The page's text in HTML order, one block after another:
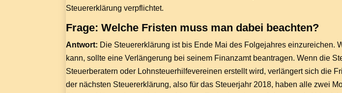
Steuererklärung verpflichtet.
Frage: Welche Fristen muss man dabei beachten?
Antwort: Die Steuererklärung ist bis Ende Mai des Folgejahres einzureichen.
kann, sollte eine Verlängerung bei seinem Finanzamt beantragen. Wenn die
Steuerberatern oder Lohnsteuerhilfevereinen erstellt wird, verlängert sich die
der nächsten Steuererklärung, also für das Steuerjahr 2018, haben alle zwei